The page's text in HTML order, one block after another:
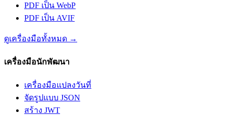
PDF เป็น WebP
PDF เป็น AVIF
ดูเครื่องมือทั้งหมด →
เครื่องมือนักพัฒนา
เครื่องมือแปลงวันที่
จัดรูปแบบ JSON
สร้าง JWT